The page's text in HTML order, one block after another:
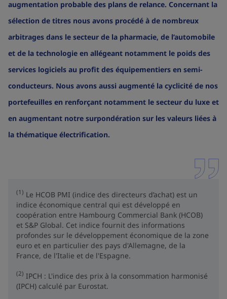
augmentation probable des plans de relance. Concernant la
sélection de titres nous avons procédé à de nombreux
arbitrages dans le secteur de la pharmacie, de l’automobile
et de la technologie en allégeant notamment le poids des
services logiciels au profit des équipementiers en semi-
conducteurs. Nous avons aussi augmenté la cyclicité de nos
portefeuilles en renforçant notamment le secteur du luxe et
en augmentant notre surpondération sur les valeurs liées à
la thématique électrification.
(1) Le HCOB PMI (indice des directeurs d’achat) est un
indice économique central qui est développé en
coopération entre Hambourg Commercial Bank (HCOB)
et S&P Global. Cet indice fournit des informations
profondes sur le développement économique de la zone
euro et en particulier des pays d'Allemagne, de la
France, de l'Italie et de l'Espagne.
(2) IPCH : L'indice des prix à la consommation harmonisé
(IPCH) calculé par Eurostat.